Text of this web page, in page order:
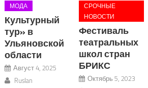
МОДА
Культурный
тур» в
Ульяновской
области
Август 4, 2025
Ruslan
СРОЧНЫЕ
НОВОСТИ
Фестиваль
театральных
школ стран
БРИКС
Октябрь 5, 2023